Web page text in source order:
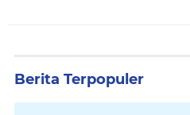
Berita Terpopuler